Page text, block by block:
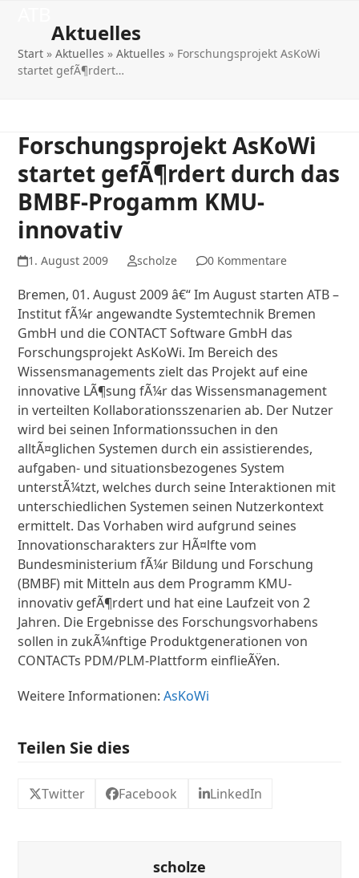
contentmobile
menu
mobile
menu
Aktuelles
Start »Aktuelles »Aktuelles » Forschungsprojekt AsKoWi
startet gefÃ¶rdert…
Forschungsprojekt AsKoWi
startet gefÃ¶rdert durch das
BMBF-Progamm KMU-
innovativ
1. August 2009 scholze 0 Kommentare
Bremen, 01. August 2009 â€“ Im August starten ATB –
Institut fÃ¼r angewandte Systemtechnik Bremen
GmbH und die CONTACT Software GmbH das
Forschungsprojekt AsKoWi. Im Bereich des
Wissensmanagements zielt das Projekt auf eine
innovative LÃ¶sung fÃ¼r das Wissensmanagement
in verteilten Kollaborationsszenarien ab. Der Nutzer
wird bei seinen Informationssuchen in den
alltÃ¤glichen Systemen durch ein assistierendes,
aufgaben- und situationsbezogenes System
unterstÃ¼tzt, welches durch seine Interaktionen mit
unterschiedlichen Systemen seinen Nutzerkontext
ermittelt. Das Vorhaben wird aufgrund seines
Innovationscharakters zur HÃ¤lfte vom
Bundesministerium fÃ¼r Bildung und Forschung
(BMBF) mit Mitteln aus dem Programm KMU-
innovativ gefÃ¶rdert und hat eine Laufzeit von 2
Jahren. Die Ergebnisse des Forschungsvorhabens
sollen in zukÃ¼nftige Produktgenerationen von
CONTACTs PDM/PLM-Plattform einflieÃŸen.
Weitere Informationen:AsKoWi
Teilen Sie dies
Twitter Facebook LinkedIn
scholze